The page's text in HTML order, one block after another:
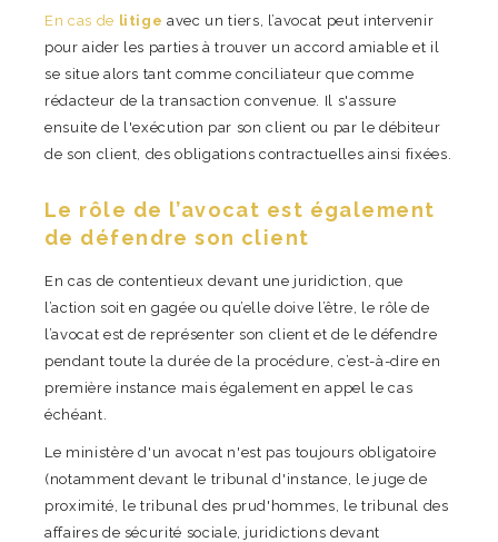
En cas de litige avec un tiers, l’avocat peut intervenir
pour aider les parties à trouver un accord amiable et il
se situe alors tant comme conciliateur que comme
rédacteur de la transaction convenue. Il s'assure
ensuite de l'exécution par son client ou par le débiteur
de son client, des obligations contractuelles ainsi fixées.
Le rôle de l’avocat est également
de défendre son client
En cas de contentieux devant une juridiction, que
l’action soit en gagée ou qu’elle doive l’être, le rôle de
l’avocat est de représenter son client et de le défendre
pendant toute la durée de la procédure, c’est-à-dire en
première instance mais également en appel le cas
échéant.
Le ministère d'un avocat n'est pas toujours obligatoire
(notamment devant le tribunal d'instance, le juge de
proximité, le tribunal des prud'hommes, le tribunal des
affaires de sécurité sociale, juridictions devant